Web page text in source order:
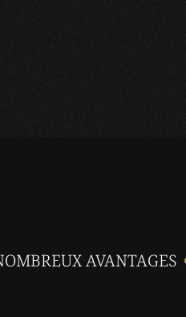
AVANTAGES